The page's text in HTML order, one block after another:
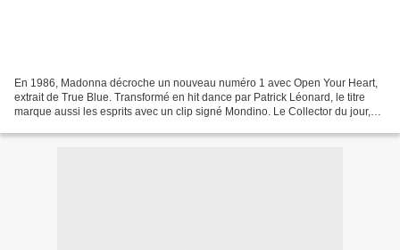
En 1986, Madonna décroche un nouveau numéro 1 avec Open Your Heart,
extrait de True Blue. Transformé en hit dance par Patrick Léonard, le titre
marque aussi les esprits avec un clip signé Mondino. Le Collector du jour,